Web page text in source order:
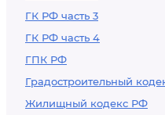
ГК РФ часть 3
ГК РФ часть 4
ГПК РФ
Градостроительный
Жилищный кодекс РФ